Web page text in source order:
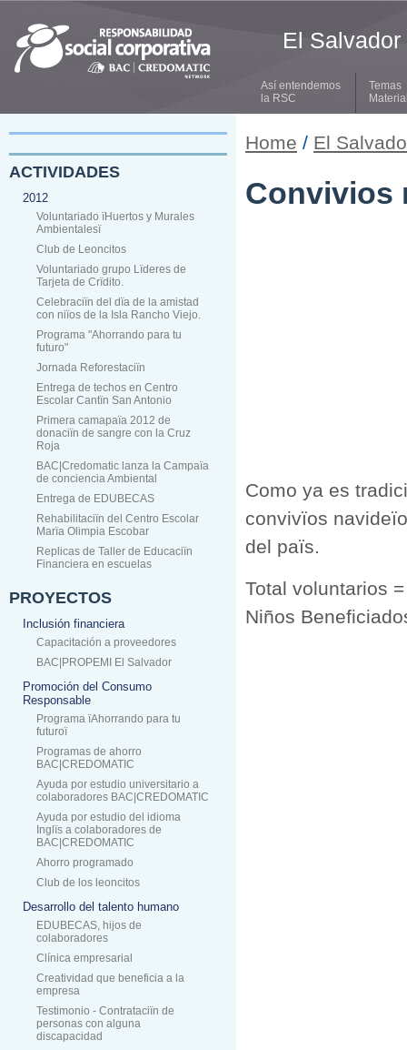
Así entendemos
la RSC
Temas
El Salvador
ACTIVIDADES
2012
Voluntariado ïHuertos y Murales
Ambientalesï
Club de Leoncitos
Voluntariado grupo Lïderes de
Tarjeta de Crïdito.
Celebraciïn del dïa de la amistad
con niïos de la Isla Rancho Viejo.
Programa "Ahorrando para tu
futuro"
Jornada Reforestaciïn
Entrega de techos en Centro
Escolar Cantïn San Antonio
Primera camapaïa 2012 de
donaciïn de sangre con la Cruz
Roja
BAC|Credomatic lanza la Campaïa
de conciencia Ambiental
Entrega de EDUBECAS
Rehabilitaciïn del Centro Escolar
Marïa Olimpia Escobar
Replicas de Taller de Educaciïn
Financiera en escuelas
PROYECTOS
Inclusión financiera
Capacitación a proveedores
BAC|PROPEMI El Salvador
Promoción del Consumo
Responsable
Programa ïAhorrando para tu
futuroï
Programas de ahorro
BAC|CREDOMATIC
Ayuda por estudio universitario a
colaboradores BAC|CREDOMATIC
Ayuda por estudio del idioma
Inglïs a colaboradores de
BAC|CREDOMATIC
Ahorro programado
Club de los leoncitos
Desarrollo del talento humano
EDUBECAS, hijos de
colaboradores
Clínica empresarial
Creatividad que beneficia a la
empresa
Testimonio - Contrataciïn de
personas con alguna
discapacidad
Home / El
Convivios
Como ya es
convivïos
del païs.
Total voluntarios
Niños